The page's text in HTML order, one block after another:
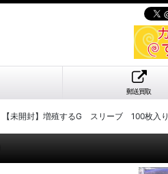
郵送買取
【未開封】増殖するG スリーブ 100枚入り